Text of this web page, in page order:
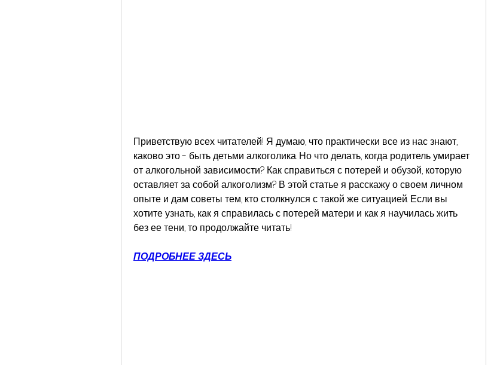
Приветствую всех читателей! Я думаю, что практически все из нас знают,
каково это - быть детьми алкоголика. Но что делать, когда родитель умирает
от алкогольной зависимости? Как справиться с потерей и обузой, которую
оставляет за собой алкоголизм? В этой статье я расскажу о своем личном
опыте и дам советы тем, кто столкнулся с такой же ситуацией. Если вы
хотите узнать, как я справилась с потерей матери и как я научилась жить
без ее тени, то продолжайте читать!
ПОДРОБНЕЕ ЗДЕСЬ